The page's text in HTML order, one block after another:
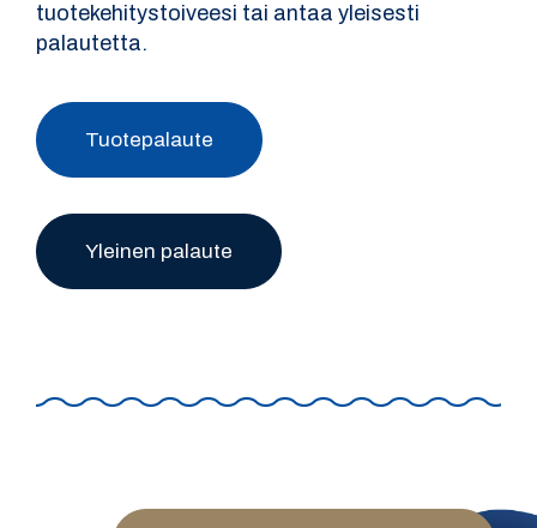
tuotekehitystoiveesi tai antaa yleisesti
palautetta.
Tuotepalaute
Yleinen palaute